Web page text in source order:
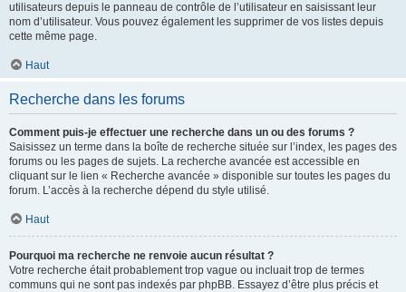
utilisateurs depuis le panneau de contrôle de l’utilisateur en saisissant leur
nom d’utilisateur. Vous pouvez également les supprimer de vos listes depuis
cette même page.
Haut
Recherche dans les forums
Comment puis-je effectuer une recherche dans un ou des forums ?
Saisissez un terme dans la boîte de recherche située sur l’index, les pages des
forums ou les pages de sujets. La recherche avancée est accessible en
cliquant sur le lien « Recherche avancée » disponible sur toutes les pages du
forum. L’accès à la recherche dépend du style utilisé.
Haut
Pourquoi ma recherche ne renvoie aucun résultat ?
Votre recherche était probablement trop vague ou incluait trop de termes
communs qui ne sont pas indexés par phpBB. Essayez d’être plus précis et